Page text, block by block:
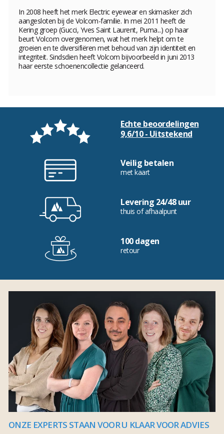
In 2008 heeft het merk Electric eyewear en skimasker zich
aangesloten bij de Volcom-familie. In mei 2011 heeft de
Kering groep (Gucci, Yves Saint Laurent, Puma...) op haar
beurt Volcom overgenomen, wat het merk helpt om te
groeien en te diversifiëren met behoud van zijn identiteit en
integriteit. Sindsdien heeft Volcom bijvoorbeeld in juni 2013
haar eerste schoenencollectie gelanceerd.
Echte beoordelingen
9,6/10 - Uitstekend
Veilig betalen
met kaart
Levering 24/48 uur
thuis of afhaalpunt
100 dagen
retour
ONZE EXPERTS STAAN VOOR U KLAAR VOOR ADVIES